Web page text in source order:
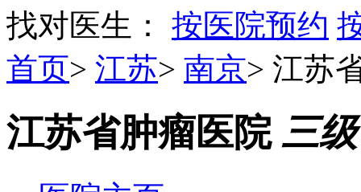
找对医生：
按医院预约
首页> 江苏> 南京> 江苏
江苏省肿瘤医院 三